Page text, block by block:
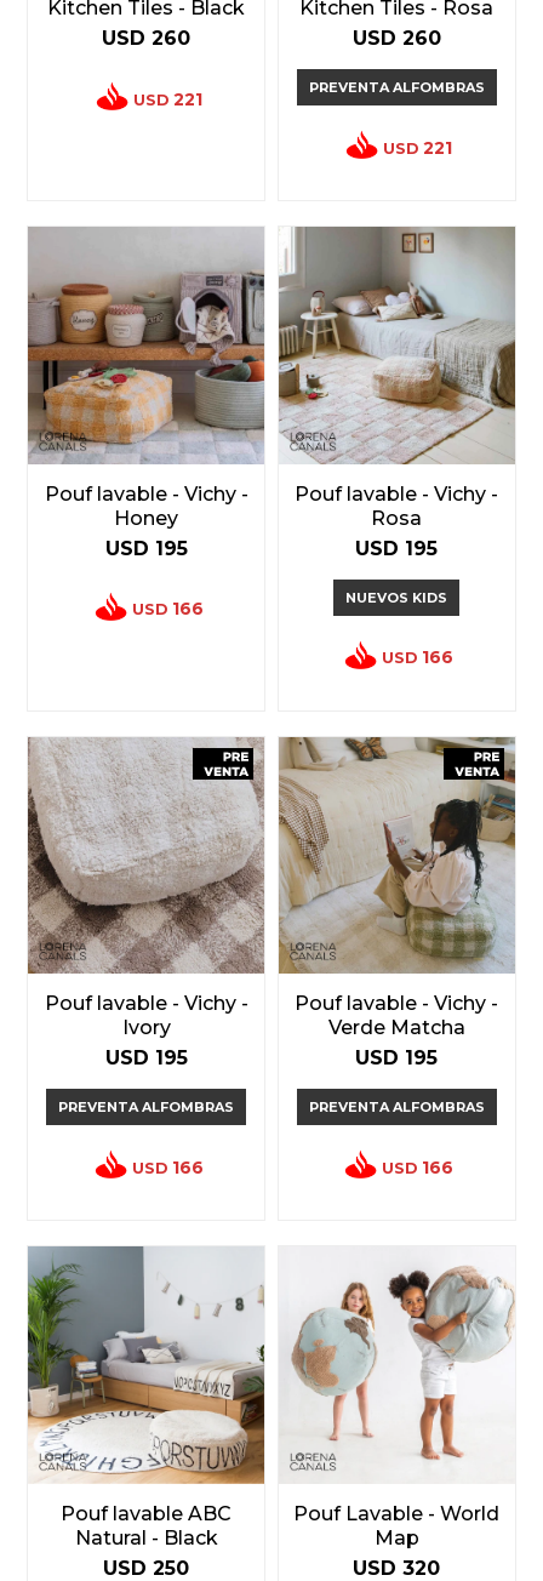
Kitchen Tiles - Black
USD 260
USD 221
Kitchen Tiles - Rosa
USD 260
PREVENTA ALFOMBRAS
USD 221
Pouf lavable - Vichy -
Honey
USD 195
USD 166
Pouf lavable - Vichy -
Rosa
USD 195
NUEVOS KIDS
USD 166
Pouf lavable - Vichy -
Ivory
USD 195
PREVENTA ALFOMBRAS
USD 166
Pouf lavable - Vichy -
Verde Matcha
USD 195
PREVENTA ALFOMBRAS
USD 166
Pouf lavable ABC
Natural - Black
USD 250
Pouf Lavable - World
Map
USD 320